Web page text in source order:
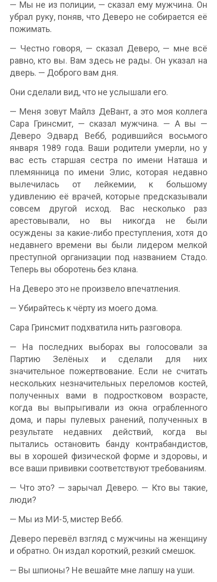
— Мы не из полиции, — сказал ему мужчина. Он
убрал руку, поняв, что Деверо не собирается её
пожимать.
— Честно говоря, — сказал Деверо, — мне всё
равно, кто вы. Вам здесь не рады. Он указал на
дверь. — Доброго вам дня.
Они сделали вид, что не услышали его.
— Меня зовут Майлз ДеВант, а это моя коллега
Сара Гринсмит, — сказал мужчина. — А вы —
Деверо Эдвард Вебб, родившийся восьмого
января 1989 года. Ваши родители умерли, но у
вас есть старшая сестра по имени Наташа и
племянница по имени Элис, которая недавно
вылечилась от лейкемии, к большому
удивлению её врачей, которые предсказывали
совсем другой исход. Вас несколько раз
арестовывали, но вы никогда не были
осуждены за какие-либо преступления, хотя до
недавнего времени вы были лидером мелкой
преступной организации под названием Стадо.
Теперь вы оборотень без клана.
На Деверо это не произвело впечатления.
— Убирайтесь к чёрту из моего дома.
Сара Гринсмит подхватила нить разговора.
— На последних выборах вы голосовали за
Партию Зелёных и сделали для них
значительное пожертвование. Если не считать
нескольких незначительных переломов костей,
полученных вами в подростковом возрасте,
когда вы выпрыгивали из окна ограбленного
дома, и пары пулевых ранений, полученных в
результате недавних действий, когда вы
пытались остановить банду контрабандистов,
вы в хорошей физической форме и здоровы, и
все ваши прививки соответствуют требованиям.
— Что это? — зарычал Деверо. — Кто вы такие,
люди?
— Мы из МИ-5, мистер Вебб.
Деверо перевёл взгляд с мужчины на женщину
и обратно. Он издал короткий, резкий смешок.
— Вы шпионы? Не вешайте мне лапшу на уши.